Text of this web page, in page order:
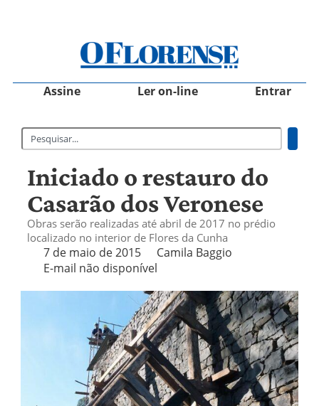
Assine Ler on-line Entrar
Iniciado o restauro do
Casarão dos Veronese
Obras serão realizadas até abril de 2017 no prédio
localizado no interior de Flores da Cunha
7 de maio de 2015
Camila Baggio
E-mail não disponível